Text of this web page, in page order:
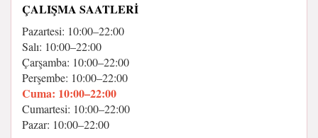
ÇALIŞMA SAATLERI
Pazartesi: 10:00–22:00
Salı: 10:00–22:00
Çarşamba: 10:00–22:00
Perşembe: 10:00–22:00
Cuma: 10:00–22:00
Cumartesi: 10:00–22:00
Pazar: 10:00–22:00